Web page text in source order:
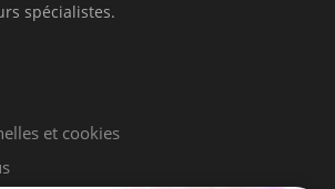
spécialistes.
et cookies